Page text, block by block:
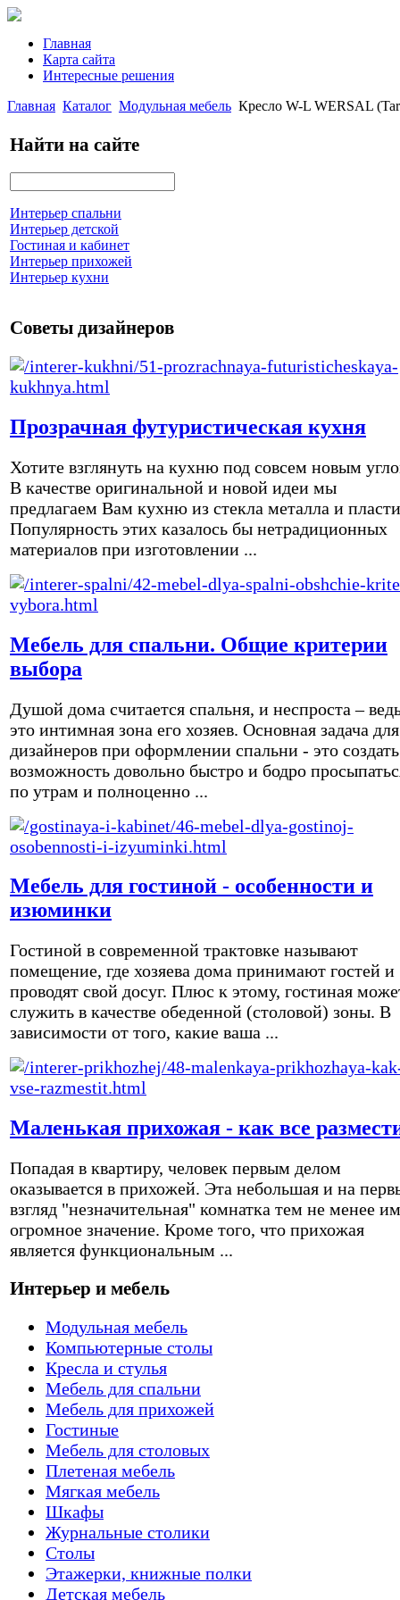
Главная
Карта сайта
Интересные решения
Главная Каталог Модульная мебель Кресло W-L WERSAL
Найти на сайте
Интерьер спальни
Интерьер детской
Гостиная и кабинет
Интерьер прихожей
Интерьер кухни
Советы дизайнеров
Прозрачная футуристическая кухня
Хотите взглянуть на кухню под совсем новым
В качестве оригинальной и новой идеи мы
предлагаем Вам кухню из стекла металла и
Популярность этих казалось бы нетрадиционных
материалов при изготовлении ...
Мебель для спальни. Общие критерии
выбора
Душой дома считается спальня, и неспроста –
это интимная зона его хозяев. Основная задача для
дизайнеров при оформлении спальни - это создать
возможность довольно быстро и бодро
по утрам и полноценно ...
Мебель для гостиной - особенности и
изюминки
Гостиной в современной трактовке называют
помещение, где хозяева дома принимают гостей и
проводят свой досуг. Плюс к этому, гостиная
служить в качестве обеденной (столовой) зоны. В
зависимости от того, какие ваша ...
Маленькая прихожая - как все
Попадая в квартиру, человек первым делом
оказывается в прихожей. Эта небольшая и на
взгляд "незначительная" комнатка тем не менее
огромное значение. Кроме того, что прихожая
является функциональным ...
Интерьер и мебель
Модульная мебель
Компьютерные столы
Кресла и стулья
Мебель для спальни
Мебель для прихожей
Гостиные
Мебель для столовых
Плетеная мебель
Мягкая мебель
Шкафы
Журнальные столики
Столы
Этажерки, книжные полки
Детская мебель